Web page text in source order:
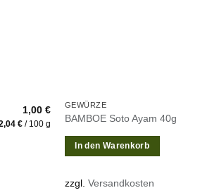
1,00€
€ / 100 g
GEWÜRZE
BAMBOE Soto Ayam 40g
In den Warenkorb
zzgl. Versandkosten